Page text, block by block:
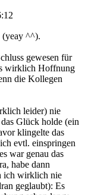
(yeay ^^).
gewesen für
wirklich Hoffnung
die Kollegen
leider) nie
Glück holde (ein
klingelte das
evtl. einspringen
war genau das
habe dann
ich wirklich nie
geglaubt): Es